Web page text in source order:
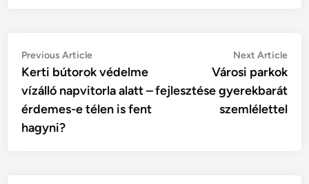
Bejegyzés
navigáció
Previous ArticlePrevious
article:
Kerti bútorok védelme
vízálló napvitorla alatt –
érdemes-e télen is fent
hagyni?
Next Article
Városi parkok
fejlesztése gyerekbarát
szemlélettel